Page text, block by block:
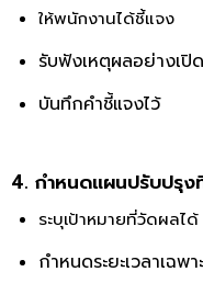
ให้พนักงานได้ชี้แจง
รับฟังเหตุผลอย่างเปิ
บันทึกคำชี้แจงไว้
4. กำหนดแผนปรับปรุง
ระบุเป้าหมายที่วัดผลได้
กำหนดระยะเวลาเฉพาะ